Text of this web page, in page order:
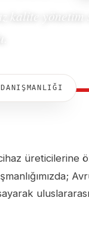
kalite yönetim
üreticilerine